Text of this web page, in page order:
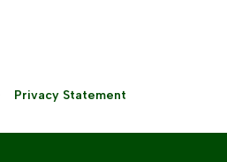
Privacy Statement